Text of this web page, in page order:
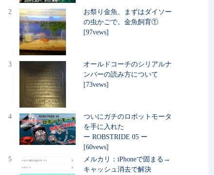
2
お祭り金魚、まずはダイソー
の虫かごで。金魚飼育①
[97vews]
3
オールドコーチのシリアルナ
ンバーの読み方について
[73vews]
4
ついにガチのロボットモータ
を手に入れた
ー ROBSTRIDE 05 ー
[60vews]
5
メルカリ：iPhoneで固まる→
キャッシュ消去で解決